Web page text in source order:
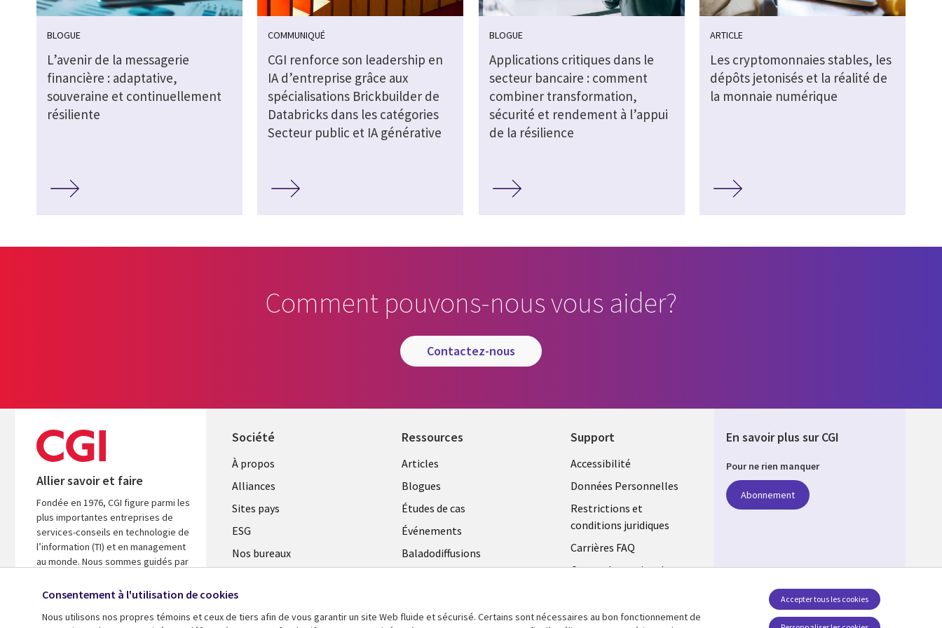
BLOGUE
L’avenir de la messagerie
financière : adaptative,
souveraine et continuellement
résiliente
COMMUNIQUÉ
CGI renforce son leadership en
IA d’entreprise grâce aux
spécialisations Brickbuilder de
Databricks dans les catégories
Secteur public et IA générative
BLOGUE
Applications critiques dans le
secteur bancaire : comment
combiner transformation,
sécurité et rendement à l’appui
de la résilience
ARTICLE
Les cryptomonnaies stables, les
dépôts jetonisés et la réalité de
la monnaie numérique
Comment pouvons-nous vous aider?
contactez-nous
Allier savoir et faire
Fondée en 1976, CGI figure parmi les
plus importantes entreprises de
services-conseils en technologie de
l’information (TI) et en management
au monde. Nous sommes guidés par
d’accélérer le rendement de vos
Société
À propos
Alliances
Sites pays
ESG
Nos bureaux
Salle de presse
Ressources
Articles
Blogues
Études de cas
Événements
Baladodiffusions
Support
Accessibilité
Données Personnelles
Restrictions et
conditions juridiques
Carrières FAQ
Centre de gestion des
En savoir plus sur CGI
Pour ne rien manquer
Abonnement
Consentement à l'utilisation de cookies
Nous utilisons nos propres témoins et ceux de tiers afin de vous garantir un site Web fluide et sécurisé. Certains sont nécessaires au bon fonctionnement de
Accepter tous les cookies